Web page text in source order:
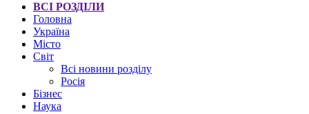
ВСІ РОЗДІЛИ
Головна
Україна
Місто
Світ
Всі новини розділу
Росія
Бізнес
Наука